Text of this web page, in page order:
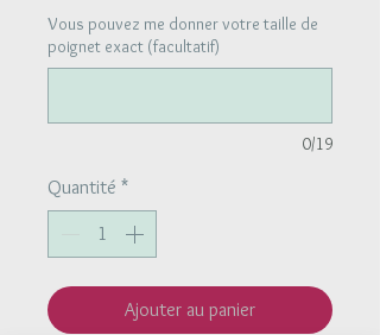
Vous pouvez me donner votre taille de
poignet exact (facultatif)
0/19
Quantité *
Ajouter au panier